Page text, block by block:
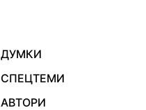
ДУМКИ
СПЕЦТЕМИ
АВТОРИ